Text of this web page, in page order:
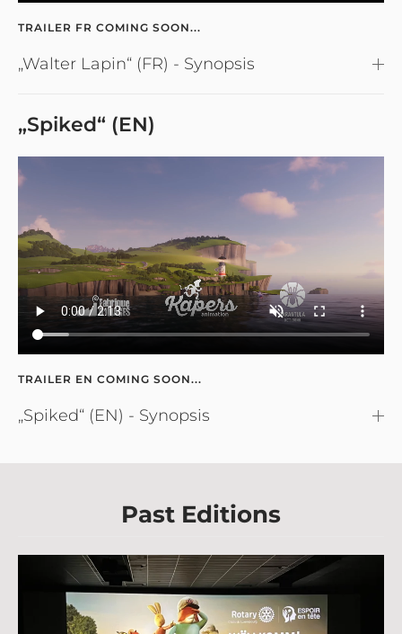
TRAILER FR COMING SOON...
„Walter Lapin“ (FR) - Synopsis
„Spiked“ (EN)
TRAILER EN COMING SOON...
„Spiked“ (EN) - Synopsis
Past Editions